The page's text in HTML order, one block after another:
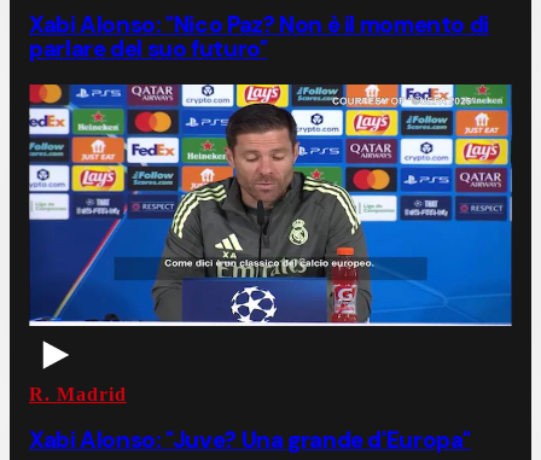
Xabi Alonso: "Nico Paz? Non è il momento di
parlare del suo futuro"
R. Madrid
Xabi Alonso: "Juve? Una grande d'Europa"